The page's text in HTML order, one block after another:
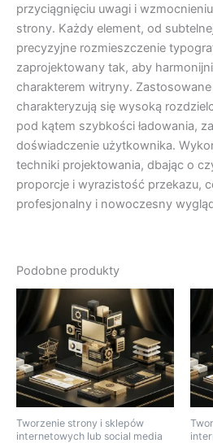
przyciągnięciu uwagi i
strony. Każdy element, od
precyzyjne rozmieszczenie
zaprojektowany tak, aby
charakterem witryny. Zastosowane
charakteryzują się wysoką
pod kątem szybkości ładowania,
doświadczenie użytkownika.
techniki projektowania, dbając o
proporcje i wyrazistość przekazu,
profesjonalny i nowoczesny
Podobne produkty
Tworzenie strony i sklepów
internetowych lub social media